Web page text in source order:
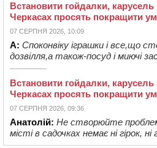
Встановити гойдалки, карусель
Черкасах просять покращити
07 СЕРПНЯ 2026, 10:09
А: Споконвіку іграшки і все,що
дозвілля,а також-посуд і миючі
Встановити гойдалки, карусель
Черкасах просять покращити
07 СЕРПНЯ 2026, 09:36
Анатолій: Не створюйте
місті в садочках немає ні гірок, ні